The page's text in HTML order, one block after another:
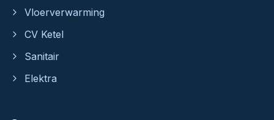
Vloerverwarming
CV Ketel
Sanitair
Elektra